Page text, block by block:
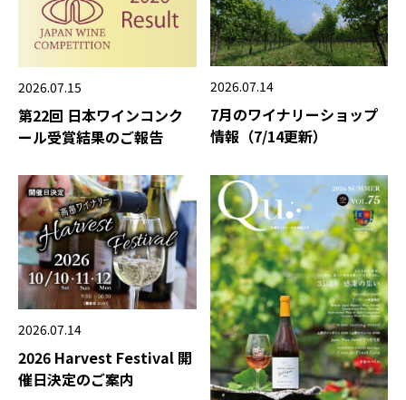
2026.07.15
第22回 日本ワインコンク
ール受賞結果のご報告
2026.07.14
7月のワイナリーショップ
情報（7/14更新）
2026.07.14
2026 Harvest Festival 開
催日決定のご案内